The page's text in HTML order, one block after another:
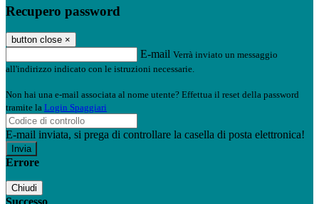
Recupero password
button close ×
E-mail Verrà inviato un messaggio
all'indirizzo indicato con le istruzioni necessarie.
Non hai una e-mail associata al nome utente? Effettua il reset della password
tramite la Login Spaggiari
E-mail inviata, si prega di controllare la casella di posta elettronica!
Errore
Chiudi